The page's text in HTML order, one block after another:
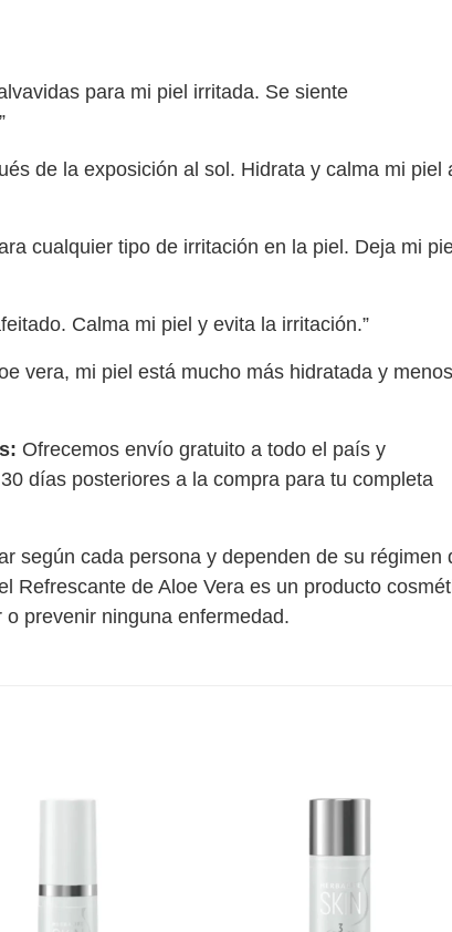
para mi piel irritada. Se siente
de la exposición al sol. Hidrata y calma mi piel
cualquier tipo de irritación en la piel. Deja mi
Calma mi piel y evita la irritación.”
vera, mi piel está mucho más hidratada y menos
Ofrecemos envío gratuito a todo el país y
días posteriores a la compra para tu completa
según cada persona y dependen de su régimen
Refrescante de Aloe Vera es un producto
prevenir ninguna enfermedad.